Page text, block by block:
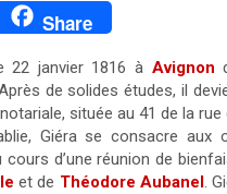
Share
janvier 1816 à Avignon
de solides étu­des, il
située au 41 de la rue
Giéra se consacre
cours d’une réunion de
et de Théodore Aubanel.